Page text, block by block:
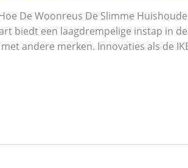
De Woonreus De Slimme
biedt een laagdrempelige instap in
andere merken. Innovaties als de